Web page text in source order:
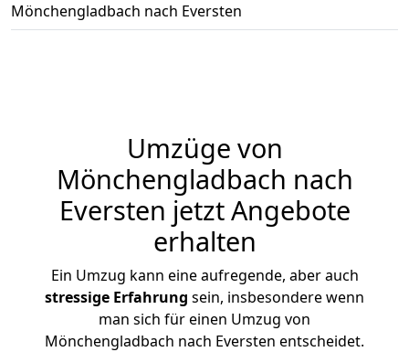
Mönchengladbach nach Eversten
Umzüge von
Mönchengladbach nach
Eversten jetzt Angebote
erhalten
Ein Umzug kann eine aufregende, aber auch
stressige Erfahrung sein, insbesondere wenn
man sich für einen Umzug von
Mönchengladbach nach Eversten entscheidet.